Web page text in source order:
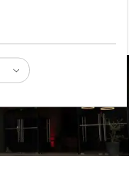
del futuro